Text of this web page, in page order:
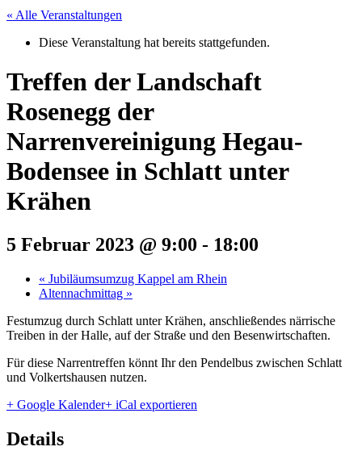
« Alle Veranstaltungen
Diese Veranstaltung hat bereits stattgefunden.
Treffen der Landschaft
Rosenegg der
Narrenvereinigung Hegau-
Bodensee in Schlatt unter
Krähen
5 Februar 2023 @ 9:00 - 18:00
« Jubiläumsumzug Kappel am Rhein
Altennachmittag »
Festumzug durch Schlatt unter Krähen, anschließendes närrische
Treiben in der Halle, auf der Straße und den Besenwirtschaften.
Für diese Narrentreffen könnt Ihr den Pendelbus zwischen Schlatt
und Volkertshausen nutzen.
+ Google Kalender+ iCal exportieren
Details